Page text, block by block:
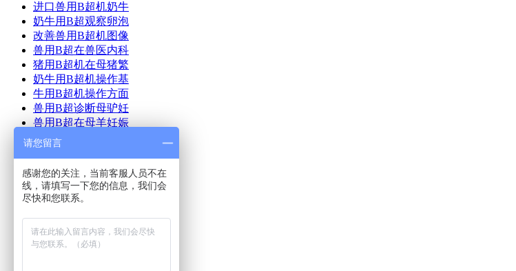
进口兽用B超机奶牛
奶牛用B超观察卵泡
改善兽用B超机图像
兽用B超在兽医内科
猪用B超机在母猪繁
奶牛用B超机操作基
牛用B超机操作方面
兽用B超诊断母驴妊
兽用B超在母羊妊娠
猪用B超机使用方法
猪用B超使用方法及
牛用B超在奶牛生产
猪用B超多少钱
兽用B超机如何使用
首页
产品中心
请您留言
感谢您的关注，当前客服人员不在
线，请填写一下您的信息，我们会
尽快和您联系。